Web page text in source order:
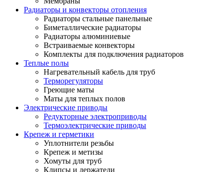
Радиаторы и конвекторы отопления
Радиаторы стальные панельные
Биметаллические радиаторы
Радиаторы алюминиевые
Встраиваемые конвекторы
Комплекты для подключения радиаторов
Теплые полы
Нагревательный кабель для труб
Терморегуляторы
Греющие маты
Маты для теплых полов
Электрические приводы
Редукторные электроприводы
Термоэлектрические приводы
Крепеж и герметики
Уплотнители резьбы
Крепеж и метизы
Хомуты для труб
Клипсы и держатели